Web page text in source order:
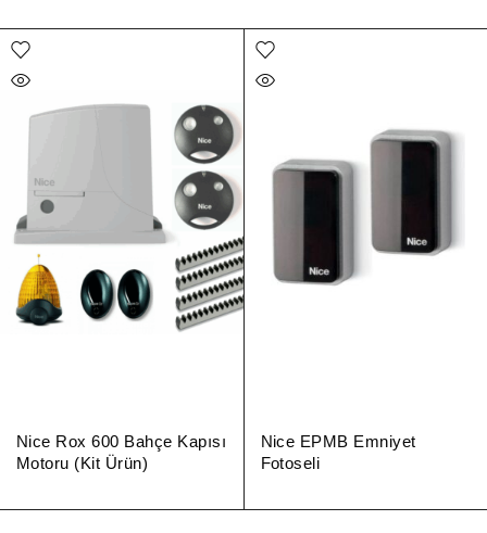
Nice Rox 600 Bahçe Kapısı
Motoru (Kit Ürün)
Nice EPMB Emniyet
Fotoseli